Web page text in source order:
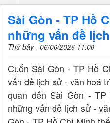
Sài Gòn - TP Hồ
những vấn đề
Thứ bảy - 06/06/2026 11:00
Cuốn Sài Gòn - TP Hồ
vấn đề lịch sử - văn hoá
quan đến Sài Gòn -
những vấn đề lịch sử -